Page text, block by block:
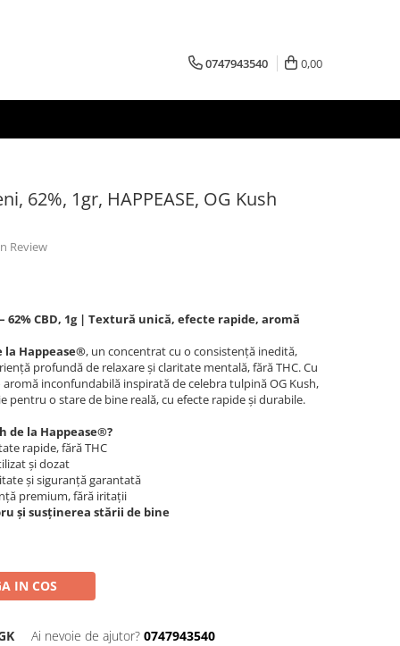
0747943540 0,00
62%, 1gr, HAPPEASE, OG Kush
Review
62% CBD, 1g | Textură unică, efecte rapide, aromă
la Happease®, un concentrat cu o consistență inedită,
profundă de relaxare și claritate mentală, fără THC. Cu
aromă inconfundabilă inspirată de celebra tulpină OG Kush,
pentru o stare de bine reală, cu efecte rapide și durabile.
de la Happease®?
rapide, fără THC
și dozat
și siguranță garantată
premium, fără iritații
și susținerea stării de bine
IN COS
Ai nevoie de ajutor? 0747943540